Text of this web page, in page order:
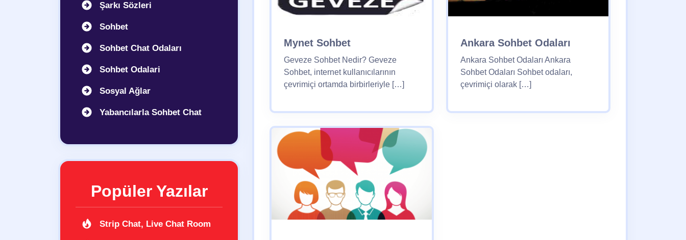
Şarkı Sözleri
Sohbet
Sohbet Chat Odaları
Sohbet Odalari
Sosyal Ağlar
Yabancılarla Sohbet Chat
Popüler Yazılar
Strip Chat, Live Chat Room
Mynet Sohbet
Geveze Sohbet Nedir? Geveze
Sohbet, internet kullanıcılarının
çevrimiçi ortamda birbirleriyle […]
Ankara Sohbet Odaları
Ankara Sohbet Odaları Ankara
Sohbet Odaları Sohbet odaları,
çevrimiçi olarak […]